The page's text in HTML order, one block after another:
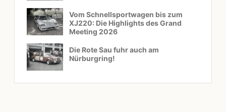
Vom Schnellsportwagen bis zum
XJ220: Die Highlights des Grand
Meeting 2026
Die Rote Sau fuhr auch am
Nürburgring!